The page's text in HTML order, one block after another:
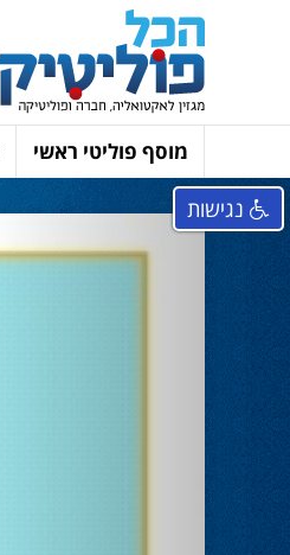
מוסף פוליטי ראשי
נגישות